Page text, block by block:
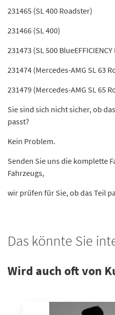
231465 (SL 400 Roadster)
231466 (SL 400)
231473 (SL 500
231474 (Mercedes-AMG SL 63
231479 (Mercedes-AMG SL 65
Sie sind sich nicht sicher, ob
passt?
Kein Problem.
Senden Sie uns die komplette
Fahrzeugs,
wir prüfen für Sie, ob das Teil
Das könnte Sie
Wird auch oft von